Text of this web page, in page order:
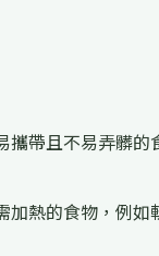
攜帶且不易弄髒的
加熱的食物，例如